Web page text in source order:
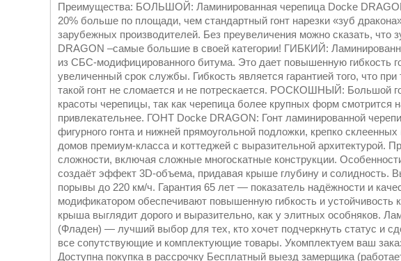
Преимущества: БОЛЬШОЙ: Ламинированная черепица Docke
20% больше по площади, чем стандартный гонт нарезки «зуб
зарубежных производителей. Без преувеличения можно сказать, что
DRAGON –самые большие в своей категории! ГИБКИЙ:
из СБС-модифицированного битума. Это дает повышенную гибкость
увеличенный срок службы. Гибкость является гарантией того, что
такой гонт не сломается и не потрескается. РОСКОШНЫЙ: Большой
красоты черепицы, так как черепица более крупных форм смотрится
привлекательнее. ГОНТ Docke DRAGON: Гонт ламинированной
фигурного гонта и нижней прямоугольной подложки, крепко
домов премиум-класса и коттеджей с выразительной архитектурой.
сложности, включая сложные многоскатные конструкции.
создаёт эффект 3D-объема, придавая крыше глубину и солидность.
порывы до 220 км/ч. Гарантия 65 лет — показатель надёжности и
модификатором обеспечивают повышенную гибкость и
крыша выглядит дорого и выразительно, как у элитных особняков.
(Фладен) — лучший выбор для тех, кто хочет подчеркнуть статус и
все сопутствующие и комплектующие товары. Укомплектуем ваш
Доступна покупка в рассрочку Бесплатный выезд замерщика